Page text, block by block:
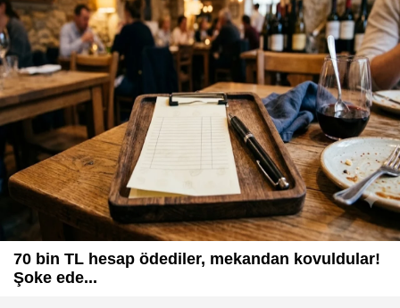
70 bin TL hesap ödediler, mekandan kovuldular!
Şoke ede...